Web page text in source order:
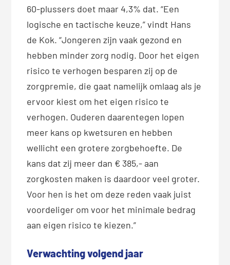
60-plussers doet maar 4,3% dat. “Een
logische en tactische keuze,” vindt Hans
de Kok. “Jongeren zijn vaak gezond en
hebben minder zorg nodig. Door het eigen
risico te verhogen besparen zij op de
zorgpremie, die gaat namelijk omlaag als je
ervoor kiest om het eigen risico te
verhogen. Ouderen daarentegen lopen
meer kans op kwetsuren en hebben
wellicht een grotere zorgbehoefte. De
kans dat zij meer dan € 385,- aan
zorgkosten maken is daardoor veel groter.
Voor hen is het om deze reden vaak juist
voordeliger om voor het minimale bedrag
aan eigen risico te kiezen.”
Verwachting volgend jaar